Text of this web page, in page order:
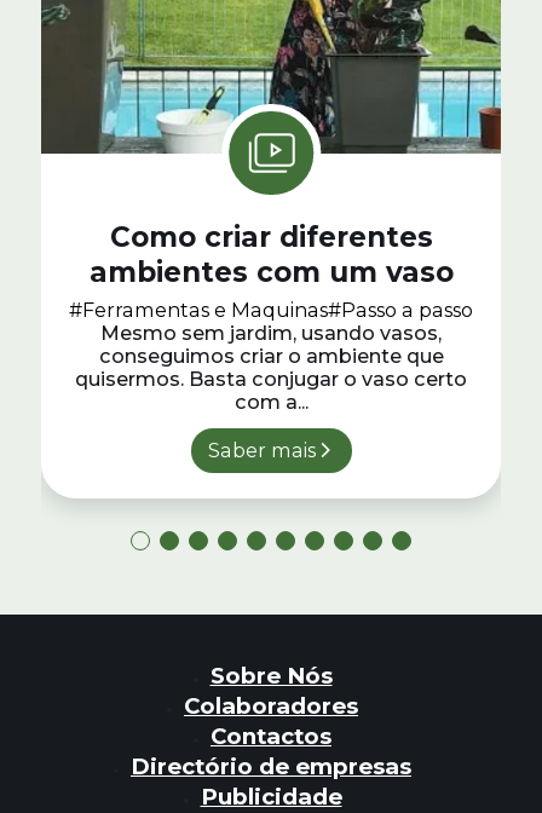
Como criar diferentes
ambientes com um vaso
#Ferramentas e Maquinas#Passo a passo
Mesmo sem jardim, usando vasos,
conseguimos criar o ambiente que
quisermos. Basta conjugar o vaso certo
com a...
Saber mais
Sobre Nós
Colaboradores
Contactos
Directório de empresas
Publicidade